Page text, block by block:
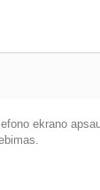
ekrano